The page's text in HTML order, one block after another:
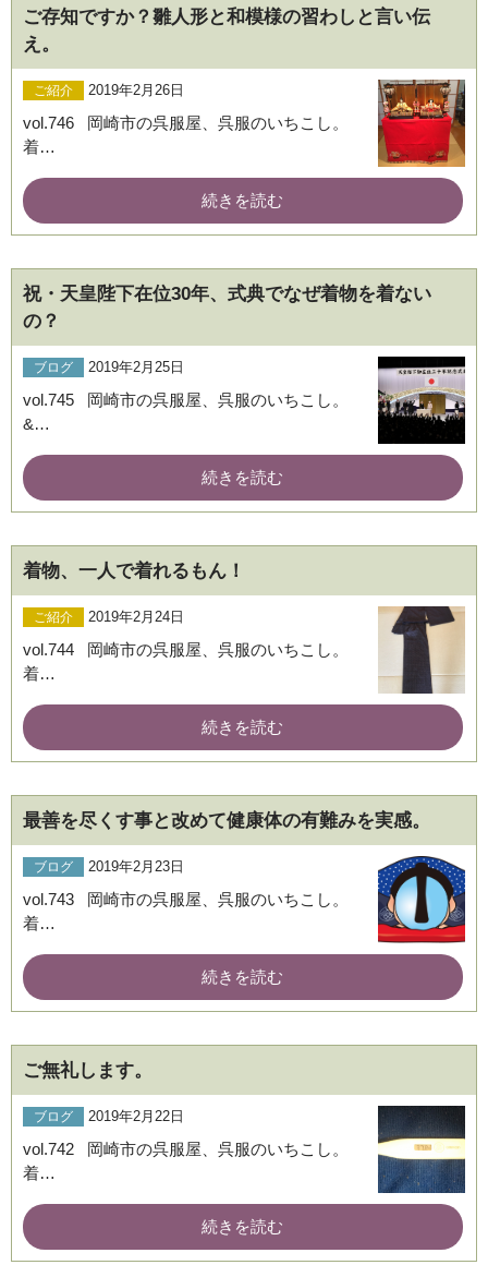
ご存知ですか？雛人形と和模様の習わしと言い伝
え。
ご紹介 2019年2月26日
vol.746 岡崎市の呉服屋、呉服のいちこし。
着…
続きを読む
祝・天皇陛下在位30年、式典でなぜ着物を着ない
の？
ブログ 2019年2月25日
vol.745 岡崎市の呉服屋、呉服のいちこし。
&…
続きを読む
着物、一人で着れるもん！
ご紹介 2019年2月24日
vol.744 岡崎市の呉服屋、呉服のいちこし。
着…
続きを読む
最善を尽くす事と改めて健康体の有難みを実感。
ブログ 2019年2月23日
vol.743 岡崎市の呉服屋、呉服のいちこし。
着…
続きを読む
ご無礼します。
ブログ 2019年2月22日
vol.742 岡崎市の呉服屋、呉服のいちこし。
着…
続きを読む